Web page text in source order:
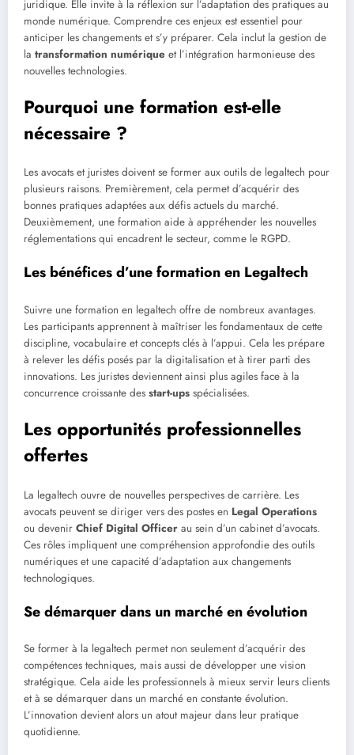
juridique. Elle invite à la réflexion sur l’adaptation des pratiques au
monde numérique. Comprendre ces enjeux est essentiel pour
anticiper les changements et s’y préparer. Cela inclut la gestion de
la transformation numérique et l’intégration harmonieuse des
nouvelles technologies.
Pourquoi une formation est-elle
nécessaire ?
Les avocats et juristes doivent se former aux outils de legaltech pour
plusieurs raisons. Premièrement, cela permet d’acquérir des
bonnes pratiques adaptées aux défis actuels du marché.
Deuxièmement, une formation aide à appréhender les nouvelles
réglementations qui encadrent le secteur, comme le RGPD.
Les bénéfices d’une formation en Legaltech
Suivre une formation en legaltech offre de nombreux avantages.
Les participants apprennent à maîtriser les fondamentaux de cette
discipline, vocabulaire et concepts clés à l’appui. Cela les prépare
à relever les défis posés par la digitalisation et à tirer parti des
innovations. Les juristes deviennent ainsi plus agiles face à la
concurrence croissante des start-ups spécialisées.
Les opportunités professionnelles
offertes
La legaltech ouvre de nouvelles perspectives de carrière. Les
avocats peuvent se diriger vers des postes en Legal Operations
ou devenir Chief Digital Officer au sein d’un cabinet d’avocats.
Ces rôles impliquent une compréhension approfondie des outils
numériques et une capacité d’adaptation aux changements
technologiques.
Se démarquer dans un marché en évolution
Se former à la legaltech permet non seulement d’acquérir des
compétences techniques, mais aussi de développer une vision
stratégique. Cela aide les professionnels à mieux servir leurs clients
et à se démarquer dans un marché en constante évolution.
L’innovation devient alors un atout majeur dans leur pratique
quotidienne.